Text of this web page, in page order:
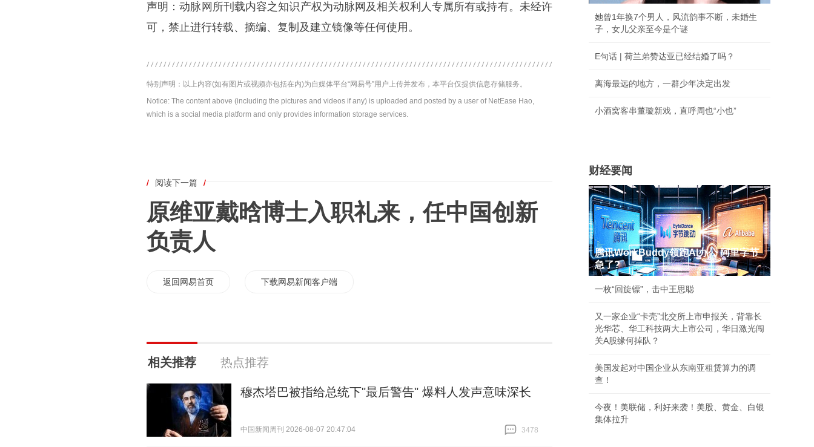
声明：动脉网所刊载内容之知识产权为动脉网及相关权利人专属所有或持有。未经许
可，禁止进行转载、摘编、复制及建立镜像等任何使用。
特别声明：以上内容(如有图片或视频亦包括在内)为自媒体平台“网易号”用户上传并发布，本平台仅提供信息存储服务。
Notice: The content above (including the pictures and videos if any) is uploaded and posted by a user of NetEase Hao,
which is a social media platform and only provides information storage services.
/ 阅读下一篇 /
原维亚戴晗博士入职礼来，任中国创新
负责人
返回网易首页 下载网易新闻客户端
相关推荐 热点推荐
穆杰塔巴被指给总统下"最后警告" 爆料人发声意味深长
中国新闻周刊 2026-08-07 20:47:04
3478
她曾1年换7个男人，风流韵事不断，未婚生
子，女儿父亲至今是个谜
E句话 | 荷兰弟赞达亚已经结婚了吗？
离海最远的地方，一群少年决定出发
小酒窝客串董璇新戏，直呼周也“小也”
财经要闻
腾讯WorkBuddy领跑AI办公 阿里字节
急了?
一枚“回旋镖”，击中王思聪
又一家企业“卡壳”北交所上市申报关，背靠长
光华芯、华工科技两大上市公司，华日激光闯
关A股缘何掉队？
美国发起对中国企业从东南亚租赁算力的调
查！
今夜！美联储，利好来袭！美股、黄金、白银
集体拉升